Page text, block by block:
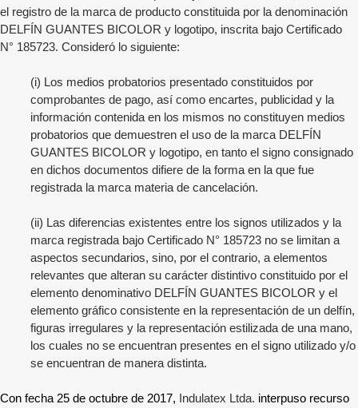
el registro de la marca de producto constituida por la denominación
DELFÍN GUANTES BICOLOR y logotipo, inscrita bajo Certificado
N° 185723. Consideró lo siguiente:
(i) Los medios probatorios presentado constituidos por
comprobantes de pago, así como encartes, publicidad y la
información contenida en los mismos no constituyen medios
probatorios que demuestren el uso de la marca DELFÍN
GUANTES BICOLOR y logotipo, en tanto el signo consignado
en dichos documentos difiere de la forma en la que fue
registrada la marca materia de cancelación.
(ii) Las diferencias existentes entre los signos utilizados y la
marca registrada bajo Certificado N° 185723 no se limitan a
aspectos secundarios, sino, por el contrario, a elementos
relevantes que alteran su carácter distintivo constituido por el
elemento denominativo DELFÍN GUANTES BICOLOR y el
elemento gráfico consistente en la representación de un delfín,
figuras irregulares y la representación estilizada de una mano,
los cuales no se encuentran presentes en el signo utilizado y/o
se encuentran de manera distinta.
Con fecha 25 de octubre de 2017, Indulatex Ltda. interpuso recurso